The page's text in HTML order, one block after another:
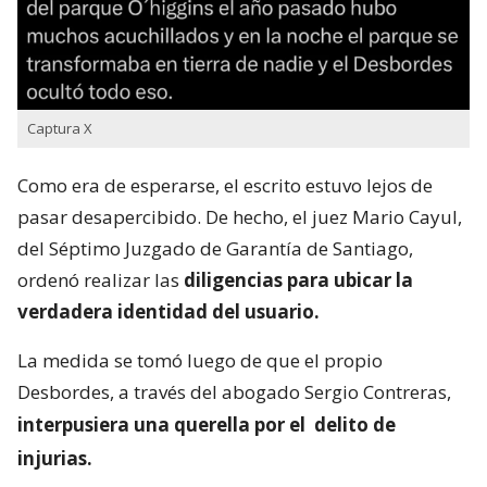
Captura X
Como era de esperarse, el escrito estuvo lejos de
pasar desapercibido. De hecho, el juez Mario Cayul,
del Séptimo Juzgado de Garantía de Santiago,
ordenó realizar las diligencias para ubicar la
verdadera identidad del usuario.
La medida se tomó luego de que el propio
Desbordes, a través del abogado Sergio Contreras,
interpusiera una querella por el delito de
injurias.